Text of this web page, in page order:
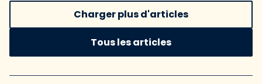
Charger plus d'articles
Tous les articles